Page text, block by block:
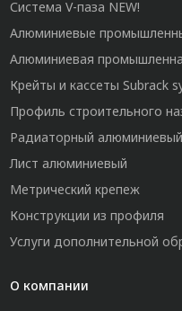
Система V-паза NEW!
Алюминиевые
Алюминиевая
Крейты и кассеты Subrack
Профиль строительного
Радиаторный
Лист алюминиевый
Метрический крепеж
Конструкции из профиля
Услуги дополнительной
О компании